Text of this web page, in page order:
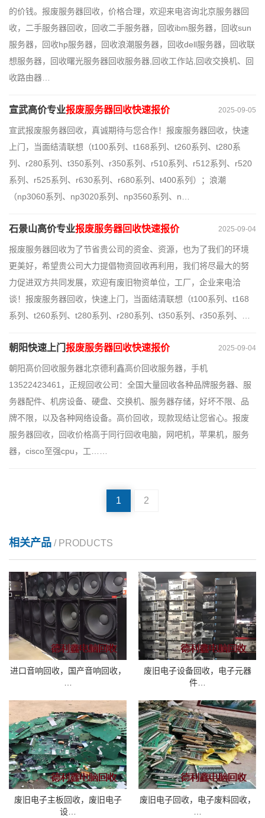
的价钱。报废服务器回收，价格合理，欢迎来电咨询北京服务器回
收，二手服务器回收，回收二手服务器，回收ibm服务器，回收sun
服务器，回收hp服务器，回收浪潮服务器，回收dell服务器，回收联
想服务器，回收曙光服务器回收服务器,回收工作站,回收交换机、回
收路由器…
2025-09-05
宣武高价专业报废服务器回收快速报价
宣武报废服务器回收，真诚期待与您合作！报废服务器回收，快速
上门，当面结清联想（t100系列、t168系列、t260系列、t280系
列、r280系列、t350系列、r350系列、r510系列、r512系列、r520
系列、r525系列、r630系列、r680系列、t400系列）；浪潮
（np3060系列、np3020系列、np3560系列、n…
2025-09-04
石景山高价专业报废服务器回收快速报价
报废服务器回收为了节省贵公司的资金、资源，也为了我们的环境
更美好，希望贵公司大力提倡物资回收再利用，我们将尽最大的努
力促进双方共同发展，欢迎有废旧物资单位，工厂，企业来电洽
谈！报废服务器回收，快速上门，当面结清联想（t100系列、t168
系列、t260系列、t280系列、r280系列、t350系列、r350系列、…
2025-09-04
朝阳快速上门 报废服务器回收快速报价
朝阳高价回收服务器北京德利鑫高价回收服务器，手机
13522423461，正规回收公司：全国大量回收各种品牌服务器、服
务器配件、机房设备、硬盘、交换机、服务器存储，好坏不限、品
牌不限，以及各种网络设备。高价回收，现款现结让您省心。报废
服务器回收，回收价格高于同行回收电脑，网吧机，苹果机，服务
器，cisco至强cpu，工……
1 2
相关产品 / PRODUCTS
进口音响回收，国产音响回收，
…
废旧电子设备回收，电子元器
件…
废旧电子主板回收，废旧电子
设…
废旧电子回收，电子废料回收，